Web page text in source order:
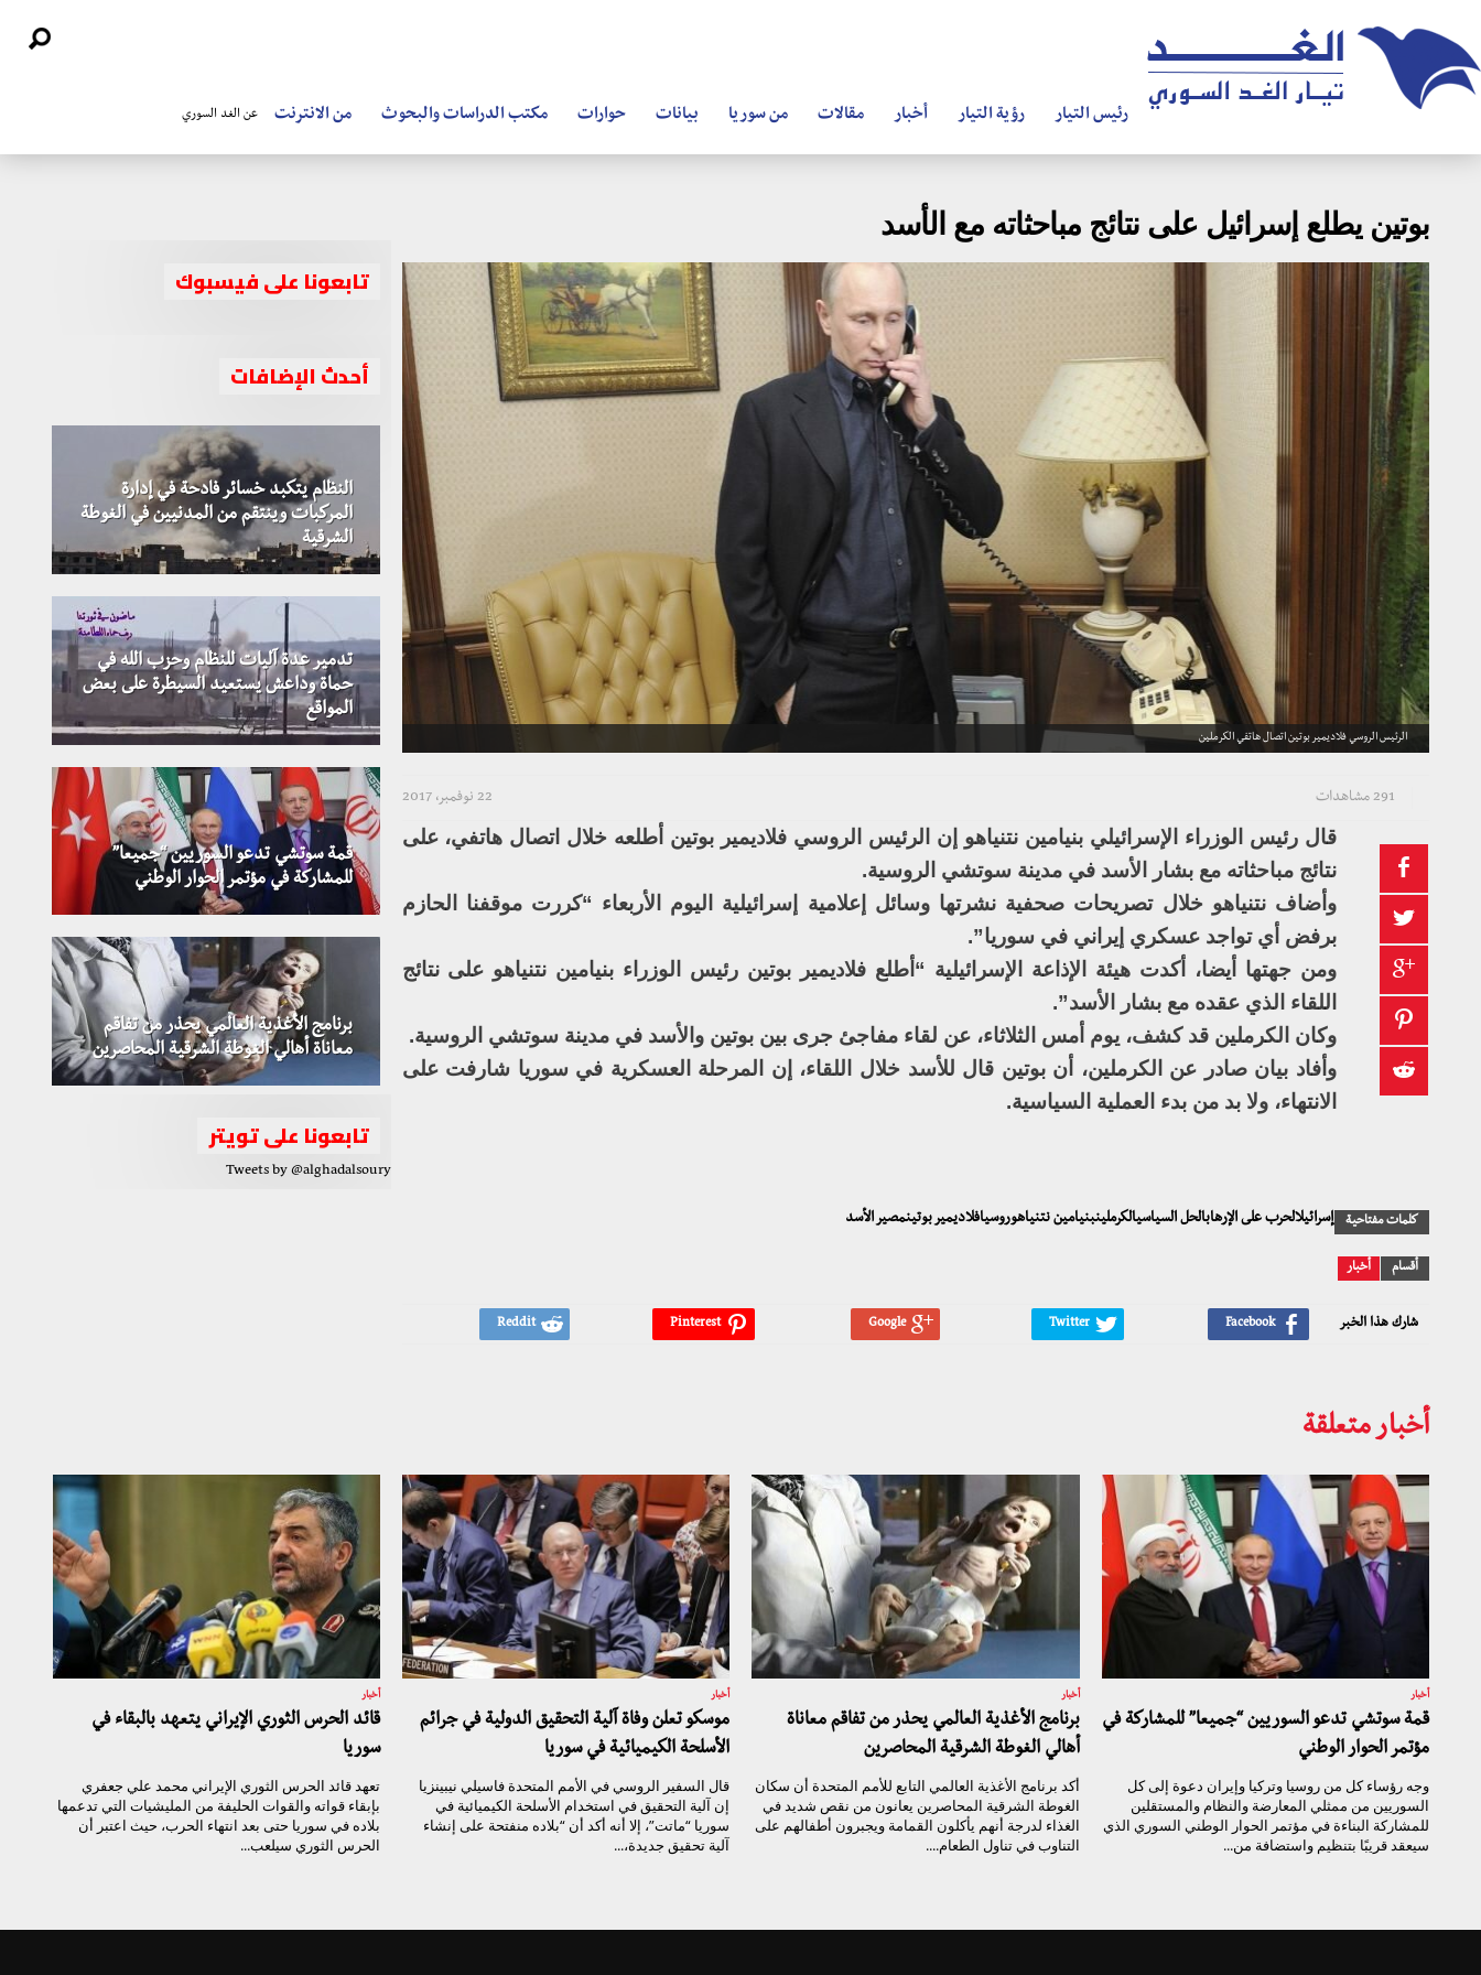
رئيس التيار رؤية التيار أخبار مقالات من سوريا بيانات حوارات مكتب الدراسات والبحوث من الانترنت عن الغد السوري
بوتين يطلع إسرائيل على نتائج مباحثاته مع الأسد
الرئيس الروسي فلاديمير بوتين اتصال هاتفي الكرملين
22 نوفمبر، 2017 291 مشاهدات
قال رئيس الوزراء الإسرائيلي بنيامين نتنياهو إن الرئيس الروسي فلاديمير بوتين أطلعه خلال اتصال هاتفي، على
نتائج مباحثاته مع بشار الأسد في مدينة سوتشي الروسية.
وأضاف نتنياهو خلال تصريحات صحفية نشرتها وسائل إعلامية إسرائيلية اليوم الأربعاء “كررت موقفنا الحازم
برفض أي تواجد عسكري إيراني في سوريا”.
ومن جهتها أيضا، أكدت هيئة الإذاعة الإسرائيلية “أطلع فلاديمير بوتين رئيس الوزراء بنيامين نتنياهو على نتائج
اللقاء الذي عقده مع بشار الأسد”.
وكان الكرملين قد كشف، يوم أمس الثلاثاء، عن لقاء مفاجئ جرى بين بوتين والأسد في مدينة سوتشي الروسية.
وأفاد بيان صادر عن الكرملين، أن بوتين قال للأسد خلال اللقاء، إن المرحلة العسكرية في سوريا شارفت على
الانتهاء، ولا بد من بدء العملية السياسية.
كلمات مفتاحية إسرائيلالحرب على الإرهابالحل السياسيالكرملينبنيامين نتنياهوروسيافلاديمير بوتينمصير الأسد
أقسام أخبار
شارك هذا الخبر
تابعونا على فيسبوك
أحدث الإضافات
النظام يتكبد خسائر فادحة في إدارة
المركبات وينتقم من المدنيين في الغوطة
الشرقية
تدمير عدة آليات للنظام وحزب الله في
حماة وداعش يستعيد السيطرة على بعض
المواقع
قمة سوتشي تدعو السوريين “جميعا”
للمشاركة في مؤتمر الحوار الوطني
برنامج الأغذية العالمي يحذر من تفاقم
معاناة أهالي الغوطة الشرقية المحاصرين
تابعونا على تويتر
Tweets by @alghadalsoury
أخبار متعلقة
أخبار
قمة سوتشي تدعو السوريين “جميعا” للمشاركة في
مؤتمر الحوار الوطني
وجه رؤساء كل من روسيا وتركيا وإيران دعوة إلى كل
السوريين من ممثلي المعارضة والنظام والمستقلين
للمشاركة البناءة في مؤتمر الحوار الوطني السوري الذي
سيعقد قريبًا بتنظيم واستضافة من...
أخبار
برنامج الأغذية العالمي يحذر من تفاقم معاناة
أهالي الغوطة الشرقية المحاصرين
أكد برنامج الأغذية العالمي التابع للأمم المتحدة أن سكان
الغوطة الشرقية المحاصرين يعانون من نقص شديد في
الغذاء لدرجة أنهم يأكلون القمامة ويجبرون أطفالهم على
التناوب في تناول الطعام....
أخبار
موسكو تعلن وفاة آلية التحقيق الدولية في جرائم
الأسلحة الكيميائية في سوريا
قال السفير الروسي في الأمم المتحدة فاسيلي نيبينزيا
إن آلية التحقيق في استخدام الأسلحة الكيميائية في
سوريا “ماتت”، إلا أنه أكد أن “بلاده منفتحة على إنشاء
آلية تحقيق جديدة،...
أخبار
قائد الحرس الثوري الإيراني يتعهد بالبقاء في
سوريا
تعهد قائد الحرس الثوري الإيراني محمد علي جعفري
بإبقاء قواته والقوات الحليفة من المليشيات التي تدعمها
بلاده في سوريا حتى بعد انتهاء الحرب، حيث اعتبر أن
الحرس الثوري سيلعب...